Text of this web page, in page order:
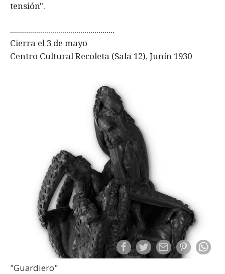
tensión".
....................................................
Cierra el 3 de mayo
Centro Cultural Recoleta (Sala 12), Junín 1930
"Guardiero"